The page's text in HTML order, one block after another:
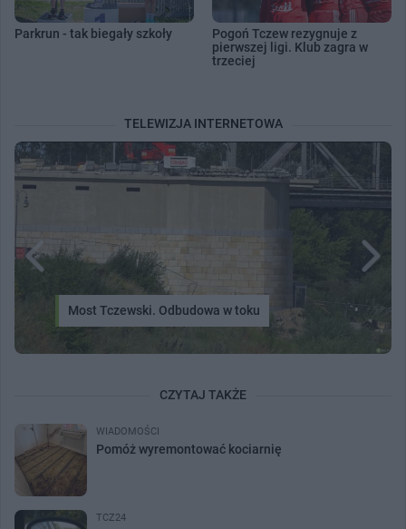
Parkrun - tak biegały szkoły
Pogoń Tczew rezygnuje z
pierwszej ligi. Klub zagra w
trzeciej
TELEWIZJA INTERNETOWA
Most Tczewski. Odbudowa w toku
CZYTAJ TAKŻE
WIADOMOŚCI
Pomóż wyremontować kociarnię
TCZ24